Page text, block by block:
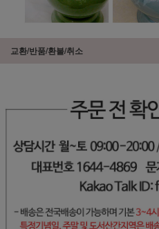
교환/반품/환불/취소